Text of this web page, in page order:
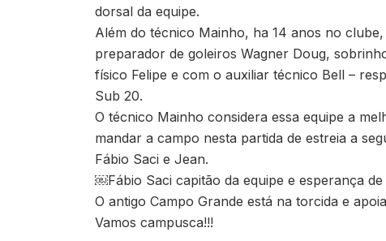
dorsal da equipe.
Além do técnico Mainho, ha 14 anos no
preparador de goleiros Wagner Doug,
físico Felipe e com o auxiliar técnico Bell –
Sub 20.
O técnico Mainho considera essa equipe a
mandar a campo nesta partida de estreia a
Fábio Saci e Jean.
￼Fábio Saci capitão da equipe e esperança de
O antigo Campo Grande está na torcida e
Vamos campusca!!!